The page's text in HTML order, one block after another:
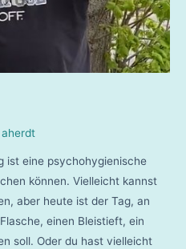
aherdt
ist eine psychohygienische
können. Vielleicht kannst
aber heute ist der Tag, an
einen Bleistieft, ein
soll. Oder du hast vielleicht